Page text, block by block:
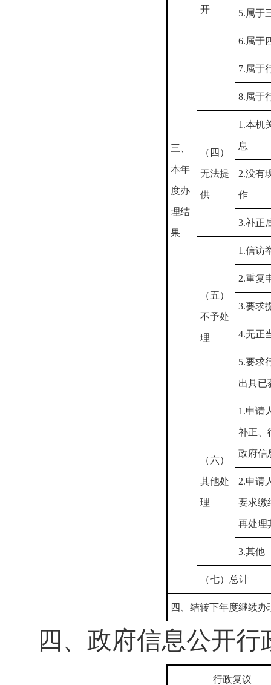
三、
本年
度办
理结
果
开 5.属于
6.属于
7.属于
8.属于
（四）
无法提
供
1.本机
息
2.没有
作
3.补正
（五）
不予处
理
1.信访
2.重复
3.要求
4.无正
5.要求
出具已
（六）
其他处
理
1.申请
补正、
政府信
2.申请
要求缴
再处理
3.其他
（七）总计
四、结转下年度继续办
四、政府信息公开
行政复议